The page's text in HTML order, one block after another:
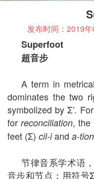
发布时间：2019
Superfoot
超音步
A term in
dominates the two
symbolized by Σ’.
for reconciliation, the
feet (Σ) cil-iand a-tion
节律音系学术语
音步和节点；用符号